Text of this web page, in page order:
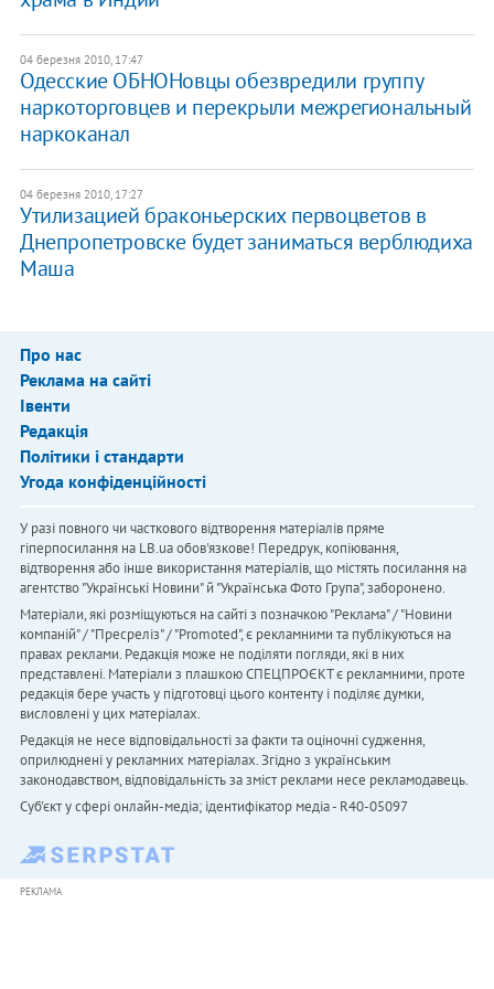
04 березня 2010, 17:47
Одесские ОБНОНовцы обезвредили группу
наркоторговцев и перекрыли межрегиональный
наркоканал
04 березня 2010, 17:27
Утилизацией браконьерских первоцветов в
Днепропетровске будет заниматься верблюдиха
Маша
Про нас
Реклама на сайті
Івенти
Редакція
Політики і стандарти
Угода конфіденційності
У разі повного чи часткового відтворення матеріалів пряме
гіперпосилання на LB.ua обов'язкове! Передрук, копіювання,
відтворення або інше використання матеріалів, що містять посилання на
агентство "Українськi Новини" й "Українська Фото Група", заборонено.
Матеріали, які розміщуються на сайті з позначкою "Реклама" / "Новини
компаній" / "Пресреліз" / "Promoted", є рекламними та публікуються на
правах реклами. Редакція може не поділяти погляди, які в них
представлені. Матеріали з плашкою СПЕЦПРОЄКТ є рекламними, проте
редакція бере участь у підготовці цього контенту і поділяє думки,
висловлені у цих матеріалах.
Редакція не несе відповідальності за факти та оціночні судження,
оприлюднені у рекламних матеріалах. Згідно з українським
законодавством, відповідальність за зміст реклами несе рекламодавець.
Cуб'єкт у сфері онлайн-медіа; ідентифікатор медіа - R40-05097
РЕКЛАМА